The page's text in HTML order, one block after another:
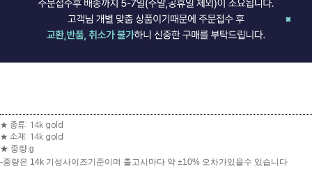
★ 종류: 14k gold
★ 소재: 14k gold
★ 중량:g
-중량은 14k 기성사이즈기준이며 출고시마다 약 ±10% 오차가있을수 있습니다